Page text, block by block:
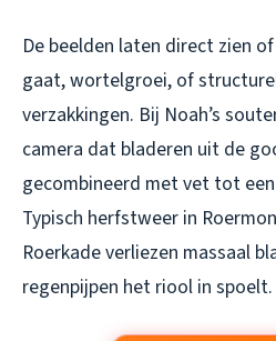
De beelden laten direct zien
gaat, wortelgroei, of
verzakkingen. Bij Noah’s
camera dat bladeren uit de
gecombineerd met vet tot
Typisch herfstweer in
Roerkade verliezen massaal
regenpijpen het riool in spoelt.